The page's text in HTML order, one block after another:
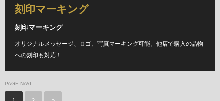
刻印マーキング
刻印マーキング
オリジナルメッセージ、ロゴ、写真マーキング可能。他店で購入の品物
への刻印も対応！
PAGE NAVI